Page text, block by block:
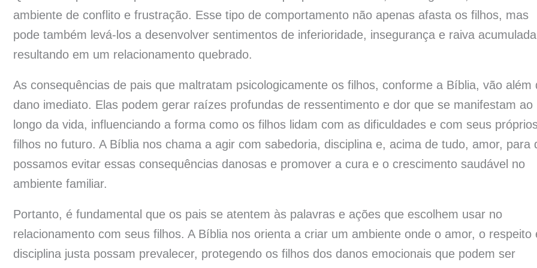
ambiente de conflito e frustração. Esse tipo de comportamento não apenas afasta os filhos, mas
pode também levá-los a desenvolver sentimentos de inferioridade, insegurança e raiva
resultando em um relacionamento quebrado.
As consequências de pais que maltratam psicologicamente os filhos, conforme a Bíblia, vão além
dano imediato. Elas podem gerar raízes profundas de ressentimento e dor que se manifestam ao
longo da vida, influenciando a forma como os filhos lidam com as dificuldades e com seus
filhos no futuro. A Bíblia nos chama a agir com sabedoria, disciplina e, acima de tudo, amor, para
possamos evitar essas consequências danosas e promover a cura e o crescimento saudável no
ambiente familiar.
Portanto, é fundamental que os pais se atentem às palavras e ações que escolhem usar no
relacionamento com seus filhos. A Bíblia nos orienta a criar um ambiente onde o amor, o respeito
disciplina justa possam prevalecer, protegendo os filhos dos danos emocionais que podem ser